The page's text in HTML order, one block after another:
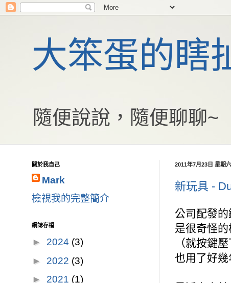
大笨蛋的瞎
隨便說說，隨便聊聊~
2011年7月23日 星期六
新玩具 -
公司配發
是很奇怪
（就按鍵
也用了好幾
關於我自己
Mark
檢視我的完整簡介
網誌存檔
► 2024 (3)
► 2022 (3)
► 2021 (1)